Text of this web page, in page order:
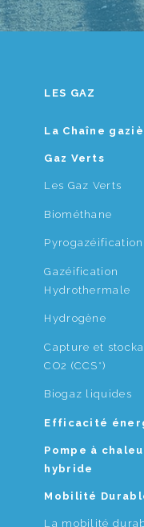
LES GAZ
La Chaîne
Gaz Verts
Les Gaz Verts
Biométhane
Pyrogazéification
Gazéification
Hydrothermale
Hydrogène
Capture et
CO2 (CCS*)
Biogaz liquides
Efficacité
Pompe à
hybride
Mobilité
La mobilité